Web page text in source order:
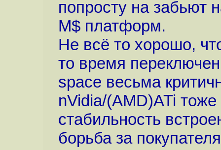
попросту на забьют
M$ платформ.
Не всё то хорошо,
то время
space весьма
nVidia/(AMD)ATi
стабильность
борьба за